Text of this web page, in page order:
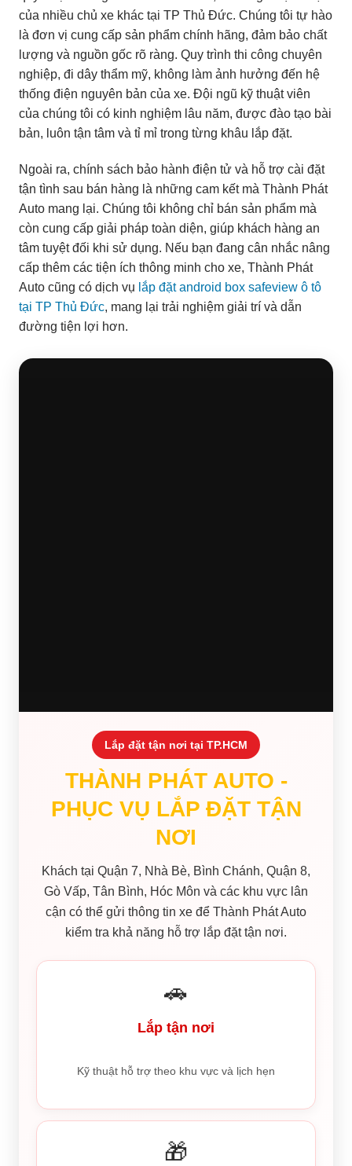
của nhiều chủ xe khác tại TP Thủ Đức. Chúng tôi tự hào
là đơn vị cung cấp sản phẩm chính hãng, đảm bảo chất
lượng và nguồn gốc rõ ràng. Quy trình thi công chuyên
nghiệp, đi dây thẩm mỹ, không làm ảnh hưởng đến hệ
thống điện nguyên bản của xe. Đội ngũ kỹ thuật viên
của chúng tôi có kinh nghiệm lâu năm, được đào tạo bài
bản, luôn tận tâm và tỉ mỉ trong từng khâu lắp đặt.
Ngoài ra, chính sách bảo hành điện tử và hỗ trợ cài đặt
tận tình sau bán hàng là những cam kết mà Thành Phát
Auto mang lại. Chúng tôi không chỉ bán sản phẩm mà
còn cung cấp giải pháp toàn diện, giúp khách hàng an
tâm tuyệt đối khi sử dụng. Nếu bạn đang cân nhắc nâng
cấp thêm các tiện ích thông minh cho xe, Thành Phát
Auto cũng có dịch vụ lắp đặt android box safeview ô tô
tại TP Thủ Đức, mang lại trải nghiệm giải trí và dẫn
đường tiện lợi hơn.
Lắp đặt tận nơi tại TP.HCM
THÀNH PHÁT AUTO -
PHỤC VỤ LẮP ĐẶT TẬN
NƠI
Khách tại Quận 7, Nhà Bè, Bình Chánh, Quận 8,
Gò Vấp, Tân Bình, Hóc Môn và các khu vực lân
cận có thể gửi thông tin xe để Thành Phát Auto
kiểm tra khả năng hỗ trợ lắp đặt tận nơi.
🚗
Lắp tận nơi
Kỹ thuật hỗ trợ theo khu vực và lịch hẹn
🎁